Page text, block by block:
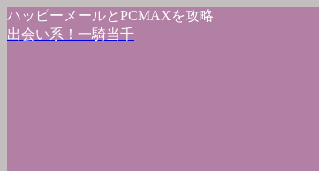
ハッピーメールとPCMAXを攻略
出会い系！一騎当千